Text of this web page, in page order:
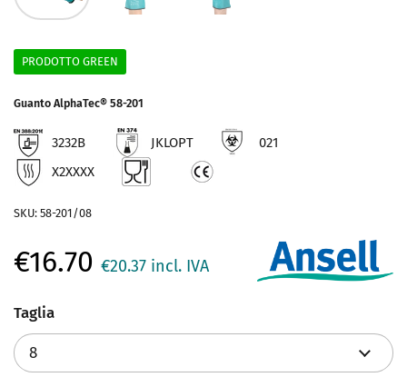
PRODOTTO GREEN
Guanto AlphaTec® 58-201
3232B JKLOPT
021
X2XXXX
SKU: 58-201/08
€16.70 €20.37 incl. IVA
Taglia